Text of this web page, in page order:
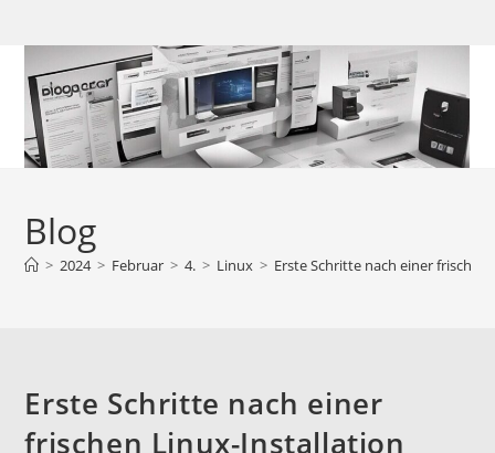
Inhalt
springen
Blog
> 2024 > Februar > 4. > Linux > Erste Schritte nach einer
Erste Schritte nach einer
frischen Linux-Installation